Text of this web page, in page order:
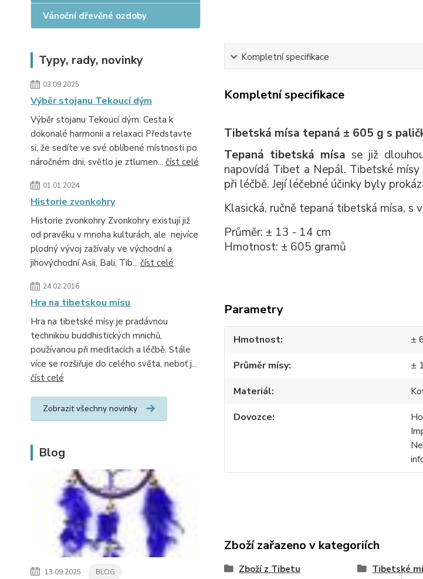
Vánoční dřevěné ozdoby
Typy, rady, novinky
03.09.2025
Výběr stojanu Tekoucí dým
Výběr stojanu Tekoucí dým: Cesta k
dokonalé harmonii a relaxaci Představte
si, že sedíte ve své oblíbené místnosti po
náročném dni, světlo je ztlumen... číst celé
01.01.2024
Historie zvonkohry
Historie zvonkohry Zvonkohry existují již
od pravěku v mnoha kulturách, ale nejvíce
plodný vývoj zažívaly ve východní a
jihovýchodní Asii, Bali, Tib... číst celé
24.02.2016
Hra na tibetskou mísu
Hra na tibetské mísy je pradávnou
technikou buddhistických mnichů,
používanou při meditacích a léčbě. Stále
více se rozšiřuje do celého světa, neboť j...
číst celé
Zobrazit všechny novinky
Blog
13.09.2025 BLOG
Kompletní specifikace
Kompletní specifikace
Tibetská mísa tepaná ± 605 g s
Tepaná tibetská mísa se již
napovídá Tibet a Nepál. Tibetské
při léčbě. Její léčebné účinky byly
Klasická, ručně tepaná tibetská mísa, s
Průměr: ± 13 - 14 cm
Hmotnost: ± 605 gramů
Parametry
Hmotnost
±
Průměr mísy
±
Materiál
Dovozce
Zboží zařazeno v kategoriích
Zboží z Tibetu
Tibetské